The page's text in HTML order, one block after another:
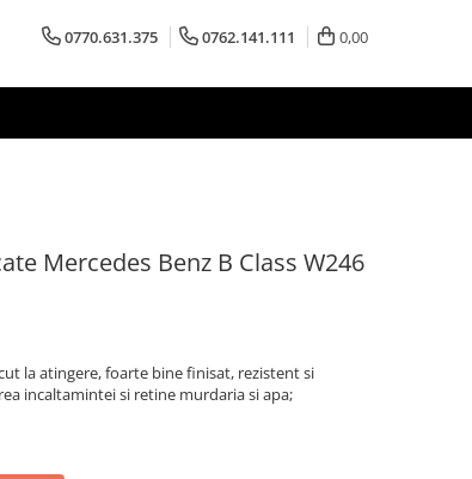
0770.631.375 0762.141.111 0,00
Mercedes Benz B Class W246
la atingere, foarte bine finisat, rezistent si
incaltamintei si retine murdaria si apa;